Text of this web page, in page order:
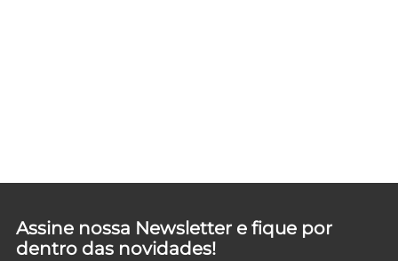
Assine nossa Newsletter e fique por
dentro das novidades!